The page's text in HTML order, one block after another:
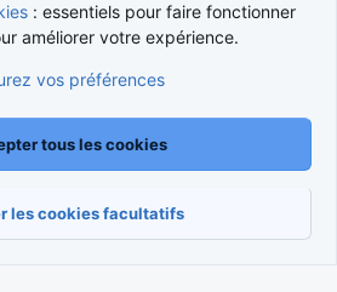
: essentiels pour faire fonctionner
améliorer votre expérience.
vos préférences
tous les cookies
les cookies facultatifs